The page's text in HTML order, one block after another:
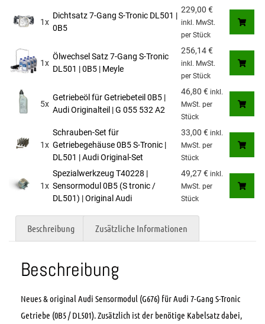
1x
Dichtsatz 7-Gang S-Tronic DL501 |
0B5
229,00 €
inkl. MwSt.
per Stück
1x
Ölwechsel Satz 7-Gang S-Tronic
DL501 | 0B5 | Meyle
256,14€
inkl. MwSt.
per Stück
5x
Getriebeöl für Getriebeteil 0B5 |
Audi Originalteil | G 055 532 A2
46,80 € inkl.
MwSt. per
Stück
1x
Schrauben-Set für
Getriebegehäuse 0B5 S-Tronic |
DL501 | Audi Original-Set
33,00 € inkl.
MwSt. per
Stück
1x
Spezialwerkzeug T40228 |
Sensormodul 0B5 (S tronic /
DL501) | Original Audi
49,27€ inkl.
MwSt. per
Stück
Beschreibung Zusätzliche Informationen
Beschreibung
Neues & original Audi Sensormodul (G676) für Audi 7-Gang S-Tronic
Getriebe (0B5 / DL501). Zusätzlich ist der benötige Kabelsatz dabei,